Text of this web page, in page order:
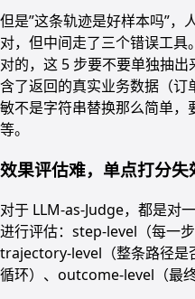
但是”这条轨迹是好样本吗”，
对，但中间走了三个错误工
对的，这 5 步要不要单独抽
含了返回的真实业务数据（
敏不是字符串替换那么简单
等。
效果评估难，单点打分失
对于 LLM-as-Judge，都是对
进行评估：step-level（每一
trajectory-level（整条路径是
循环）、outcome-level（最